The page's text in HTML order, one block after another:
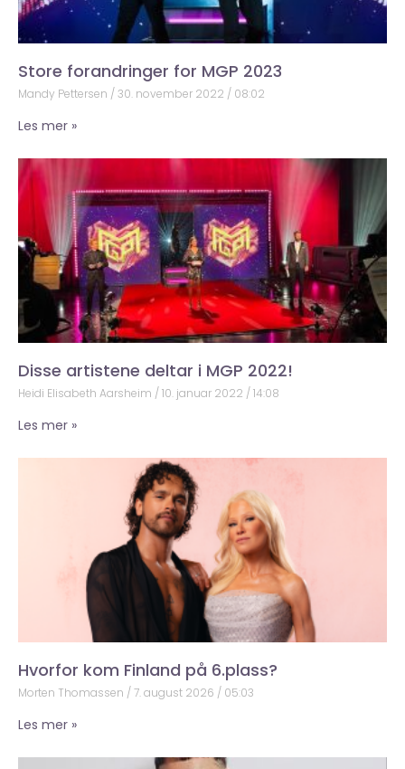
Store forandringer for MGP 2023
Mandy Pettersen 30. november 2022 08:02
Les mer »
Disse artistene deltar i MGP 2022!
Heidi Elisabeth Aarsheim 10. januar 2022 14:08
Les mer »
Hvorfor kom Finland på 6.plass?
Morten Thomassen 7. august 2026 05:03
Les mer »